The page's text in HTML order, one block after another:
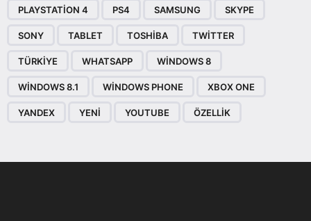
PLAYSTATION 4 PS4 SAMSUNG SKYPE
SONY TABLET TOSHIBA TWITTER
TÜRKIYE WHATSAPP WINDOWS 8
WINDOWS 8.1 WINDOWS PHONE XBOX ONE
YANDEX YENI YOUTUBE ÖZELLIK